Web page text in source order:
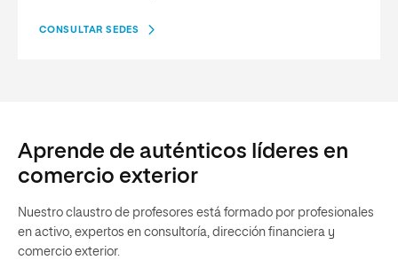
CONSULTAR SEDES
Aprende de auténticos líderes en
comercio exterior
Nuestro claustro de profesores está formado por profesionales
en activo, expertos en consultoría, dirección financiera y
comercio exterior.